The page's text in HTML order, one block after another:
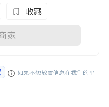
收藏
家
如果不想放置信息在我们的平